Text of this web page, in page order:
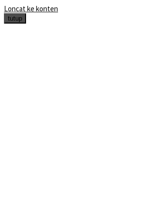
Loncat ke konten
tutup